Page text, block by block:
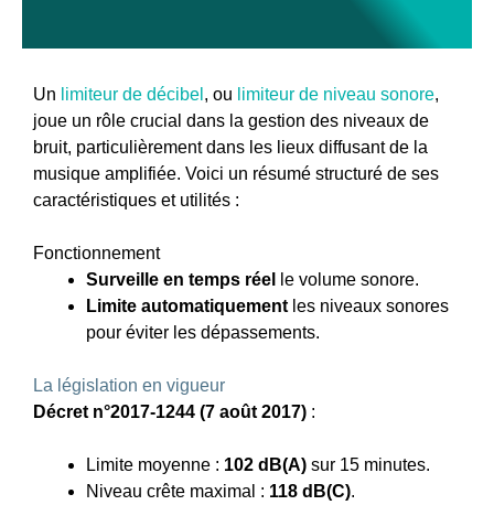
Un limiteur de décibel , ou limiteur de niveau sonore,
joue un rôle crucial dans la gestion des niveaux de
bruit, particulièrement dans les lieux diffusant de la
musique amplifiée. Voici un résumé structuré de ses
caractéristiques et utilités :
Fonctionnement
Surveille en temps réel
le volume sonore.
Limite automatiquement les niveaux sonores
pour éviter les dépassements.
La législation en vigueur
Décret n°2017-1244 (7 août 2017) :
Limite moyenne : 102 dB(A) sur 15 minutes.
Niveau crête maximal : 118 dB(C).